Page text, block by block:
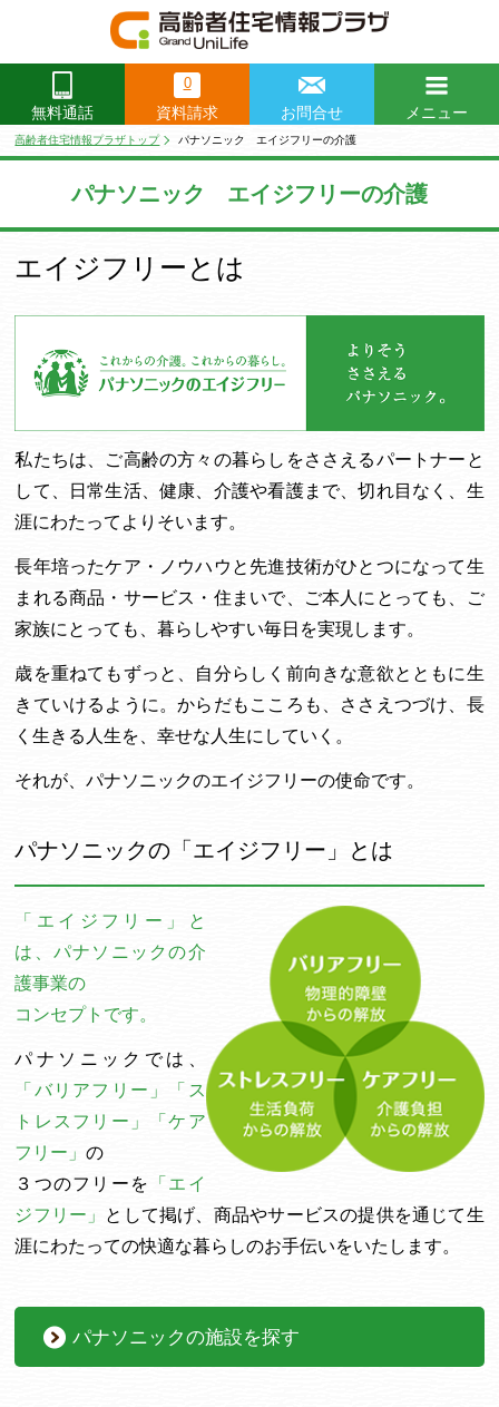
無料通話
0
資料請求 お問合せ
メニュー
高齢者住宅情報プラザトップ パナソニック エイジフリーの介護
パナソニック エイジフリーの介護
エイジフリーとは
私たちは、ご高齢の方々の暮らしをささえるパートナーと
して、日常生活、健康、介護や看護まで、切れ目なく、生
涯にわたってよりそいます。
長年培ったケア・ノウハウと先進技術がひとつになって生
まれる商品・サービス・住まいで、ご本人にとっても、ご
家族にとっても、暮らしやすい毎日を実現します。
歳を重ねてもずっと、自分らしく前向きな意欲とともに生
きていけるように。からだもこころも、ささえつづけ、長
く生きる人生を、幸せな人生にしていく。
それが、パナソニックのエイジフリーの使命です。
パナソニックの「エイジフリー」とは
「エイジフリー」と
は、パナソニックの介
護事業の
コンセプトです。
パナソニックでは、
「バリアフリー」「ス
トレスフリー」「ケア
フリー」の
３つのフリーを
「エイ
ジフリー」 として掲げ、商品やサービスの提供を通じて生
涯にわたっての快適な暮らしのお手伝いをいたします。
パナソニックの施設を探す